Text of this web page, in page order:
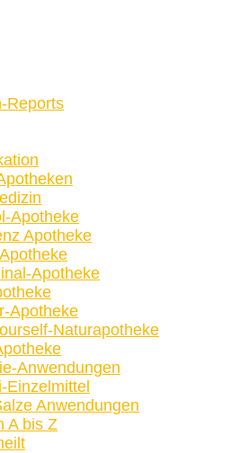
Reports
Apotheke
Apotheke
Apotheke
Apotheke
Naturapotheke
Anwendungen
Einzelmittel
Anwendungen
A bis Z